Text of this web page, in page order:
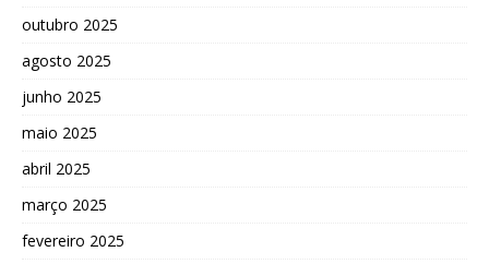
outubro 2025
agosto 2025
junho 2025
maio 2025
abril 2025
março 2025
fevereiro 2025